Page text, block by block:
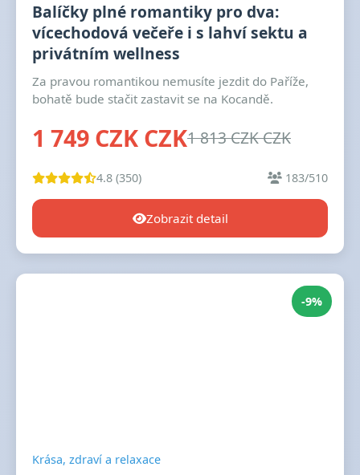
Balíčky plné romantiky pro dva:
vícechodová večeře i s lahví sektu a
privátním wellness
Za pravou romantikou nemusíte jezdit do Paříže,
bohatě bude stačit zastavit se na Kocandě.
1 749 CZK CZK1 813 CZK CZK
4.8 (350) 183/510
Zobrazit detail
-9%
Krása, zdraví a relaxace